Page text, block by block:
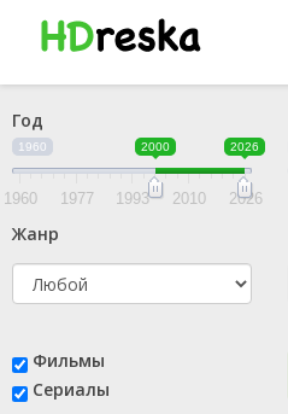
Год
1960 2000 2026
1960 1977 1993 2010 2026
Жанр
Фильмы
Сериалы